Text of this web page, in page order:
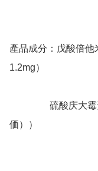
產品成分：戊酸倍
1.2mg）
硫酸庆大霉素（
価））